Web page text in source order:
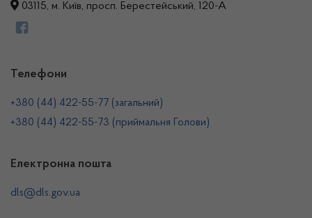
03115, м. Київ, просп. Берестейський, 120-А
Телефони
+380 (44) 422-55-77 (загальний)
+380 (44) 422-55-73 (приймальня Голови)
Електронна пошта
dls@dls.gov.ua